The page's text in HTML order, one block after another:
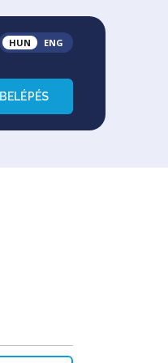
HUN ENG
BELÉPÉS